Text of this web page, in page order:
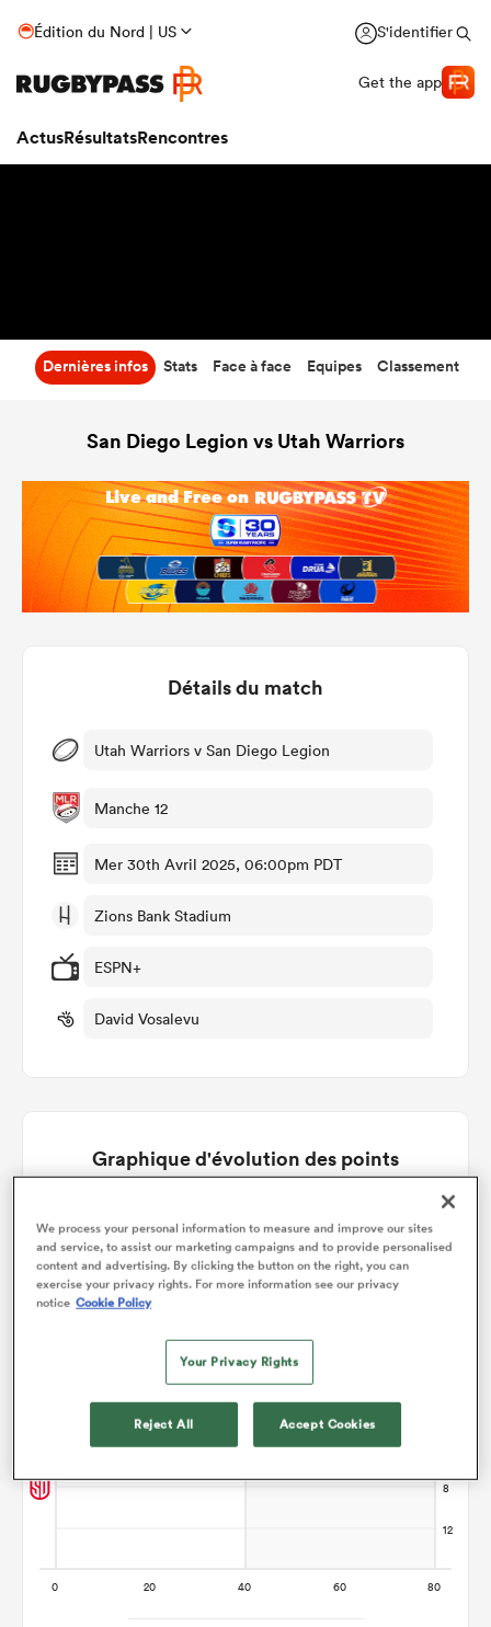
Édition du Nord | US S'identifier
Get the app
ActusRésultatsRencontres
Dernières infos Stats Face à face Equipes Classement
San Diego Legion vs Utah Warriors
Détails du match
Utah Warriors v San Diego Legion
Manche 12
Mer 30th Avril 2025, 06:00pm PDT
Zions Bank Stadium
ESPN+
David Vosalevu
Graphique d'évolution des points
We process your personal information to measure and improve our sites
and service, to assist our marketing campaigns and to provide personalised
content and advertising. By clicking the button on the right, you can
exercise your privacy rights. For more information see our privacy
notice Cookie Policy
Your Privacy Rights
Reject All Accept Cookies